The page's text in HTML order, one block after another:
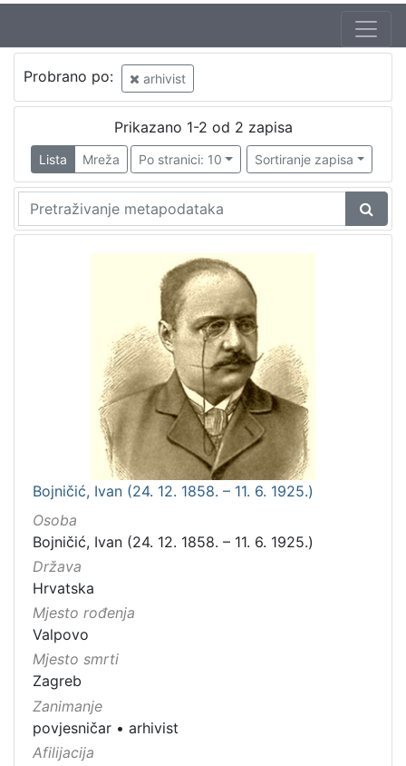
Probrano po: arhivist
Prikazano 1-2 od 2 zapisa
Lista Mreža Po stranici: 10 Sortiranje zapisa
Bojničić, Ivan (24. 12. 1858. – 11. 6. 1925.)
Osoba
Bojničić, Ivan (24. 12. 1858. – 11. 6. 1925.)
Država
Hrvatska
Mjesto rođenja
Valpovo
Mjesto smrti
Zagreb
Zanimanje
povjesničar • arhivist
Afilijacija